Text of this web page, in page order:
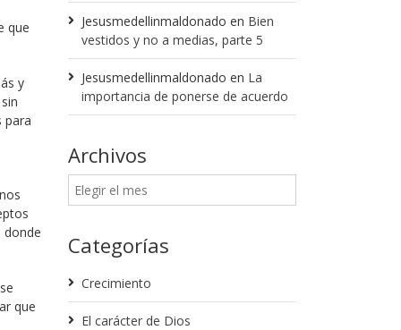
que
y
para
donde
que
Jesusmedellinmaldonado en Bien
vestidos y no a medias, parte 5
Jesusmedellinmaldonado en La
importancia de ponerse de acuerdo
Archivos
Categorías
Crecimiento
El carácter de Dios